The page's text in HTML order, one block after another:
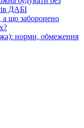
ДАБІ
що заборонено
норми, обмеження